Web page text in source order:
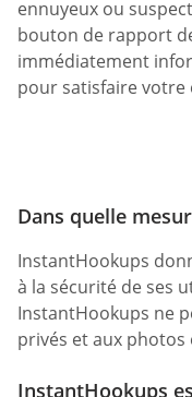
ennuyeux ou
bouton de rapport
immédiatement
pour satisfaire votre
Dans quelle
InstantHookups
à la sécurité de ses
InstantHookups ne
privés et aux
InstantHookups